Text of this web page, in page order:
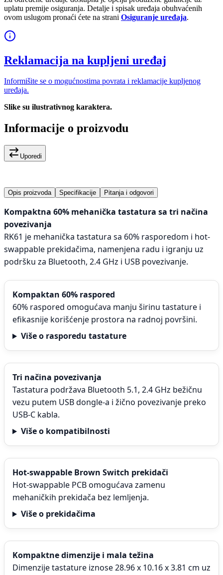
uplatu premije osiguranja. Detalje i spisak uređaja obuhvaćenih
ovom uslugom pronaći ćete na strani Osiguranje uređaja.
Reklamacija na kupljeni uređaj
Informišite se o mogućnostima povrata i reklamacije kupljenog
uređaja.
Slike su ilustrativnog karaktera.
Informacije o proizvodu
Uporedi
Opis proizvoda Specifikacije Pitanja i odgovori
Kompaktna 60% mehanička tastatura sa tri načina
povezivanja
RK61 je mehanička tastatura sa 60% rasporedom i hot-
swappable prekidačima, namenjena radu i igranju uz
podršku za Bluetooth, 2.4 GHz i USB povezivanje.
Kompaktan 60% raspored
60% raspored omogućava manju širinu tastature i
efikasnije korišćenje prostora na radnoj površini.
Više o rasporedu tastature
Tri načina povezivanja
Tastatura podržava Bluetooth 5.1, 2.4 GHz bežičnu
vezu putem USB dongle-a i žično povezivanje preko
USB-C kabla.
Više o kompatibilnosti
Hot-swappable Brown Switch prekidači
Hot-swappable PCB omogućava zamenu
mehaničkih prekidača bez lemljenja.
Više o prekidačima
Kompaktne dimenzije i mala težina
Dimenzije tastature iznose 28.96 x 10.16 x 3.81 cm uz